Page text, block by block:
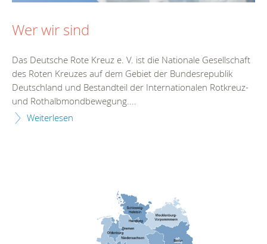
Wer wir sind
Das Deutsche Rote Kreuz e. V. ist die Nationale Gesellschaft
des Roten Kreuzes auf dem Gebiet der Bundesrepublik
Deutschland und Bestandteil der Internationalen Rotkreuz-
und Rothalbmondbewegung....
Weiterlesen